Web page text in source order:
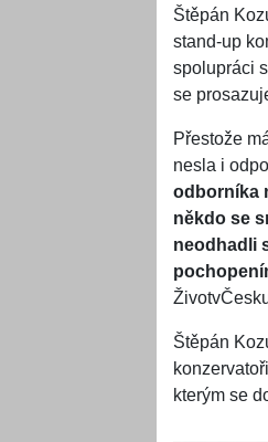
Štěpán
stand-up
spolupráci
se
Přestože
nesla i
odborníka
někdo se
neodhadli
Štěpán
kterým se